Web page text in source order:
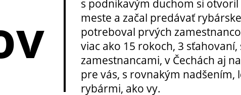
s podnikavým duchom si
meste a začal predávať
potreboval prvých
viac ako 15 rokoch, 3 sťahovaní,
zamestnancami, v Čechách aj
pre vás, s rovnakým nadšením,
rybármi, ako vy.